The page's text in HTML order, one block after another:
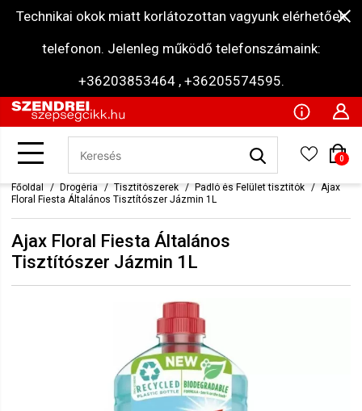
Technikai okok miatt korlátozottan vagyunk elérhetőek
telefonon. Jelenleg működő telefonszámaink:
+36203853464 , +36205574595.
0
Főoldal Drogéria Tisztítószerek Padló és Felület tisztítók
Ajax
Floral Fiesta Általános Tisztítószer Jázmin 1L
Ajax Floral Fiesta Általános
Tisztítószer Jázmin 1L